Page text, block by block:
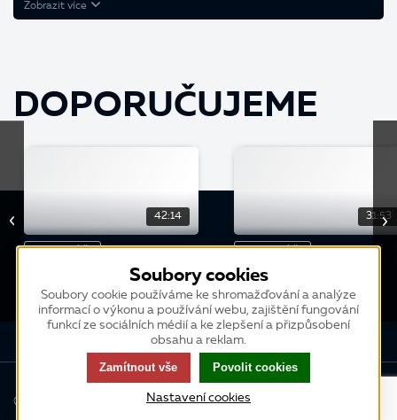
Zobrazit více
DOPORUČUJEME
42:14
Vedení a vyhodnocování
příležitostí
31:53
Přefakturace v K2
© 2013-2026 K2 atmitec s.r.o., všechna práva vyhrazena
Soubory cookies
Soubory cookie používáme ke shromažďování a analýze
informací o výkonu a používání webu, zajištění fungování
funkcí ze sociálních médií a ke zlepšení a přizpůsobení
obsahu a reklam.
Zamítnout vše Povolit cookies
Nastavení cookies